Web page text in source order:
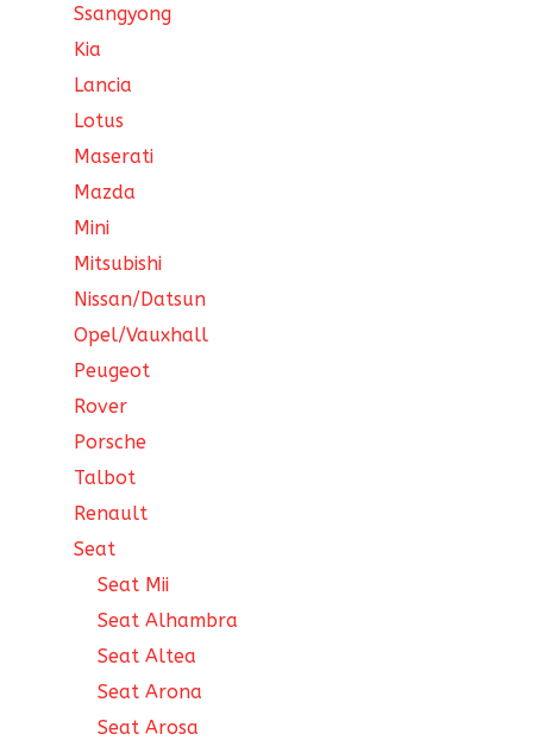
Ssangyong
Kia
Lancia
Lotus
Maserati
Mazda
Mini
Mitsubishi
Nissan/Datsun
Opel/Vauxhall
Peugeot
Rover
Porsche
Talbot
Renault
Seat
Seat Mii
Seat Alhambra
Seat Altea
Seat Arona
Seat Arosa